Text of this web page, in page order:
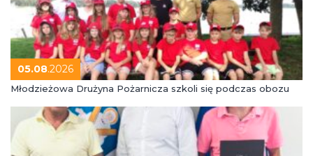
05.08.2026
Młodzieżowa Drużyna Pożarnicza szkoli się podczas obozu